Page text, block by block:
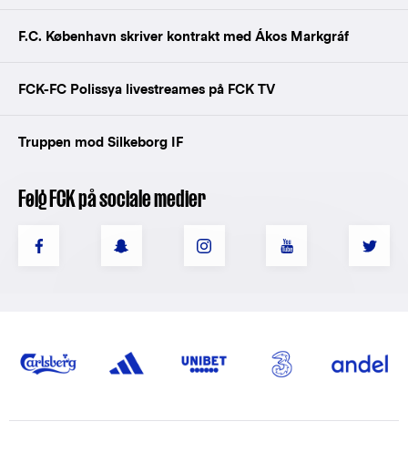
F.C. København skriver kontrakt med Ákos Markgráf
FCK-FC Polissya livestreames på FCK TV
Truppen mod Silkeborg IF
Følg FCK på sociale medier